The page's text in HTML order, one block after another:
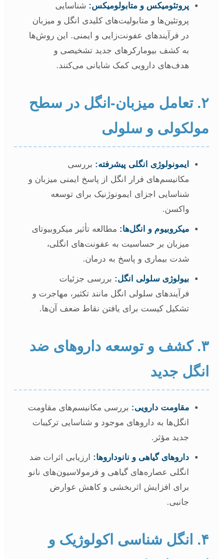
پروتئومیکس و متابولومیکس:شناسایی
پروتئین‌ها و متابولیت‌های کلیدی انگل و میزبان
در فرآیندهای عفونت‌زایی و ایمنی. این روش‌ها
به کشف بیومارکرهای جدید تشخیصی و
هدف‌های دارویی کمک شایانی می‌کنند.
۲. تعامل میزبان-انگل در سطح
و سلولی
ایمونولوژی انگلی پیشرفته:بررسی
مکانیسم‌های فرار انگل از پاسخ ایمنی میزبان و
شناسایی اجزای ایمونوژنیک برای توسعه
واکسن.
میکروبیوم و انگل‌ها:مطالعه تأثیر میکروبیوتای
میزبان بر حساسیت به عفونت‌های انگلی،
شدت بیماری و پاسخ به درمان.
بیولوژی سلولی انگل:
بررسی جزئیات
فرآیندهای سلولی انگل مانند تکثیر، مهاجرت و
تشکیل کیست برای یافتن نقاط ضعف آن‌ها.
۳. کشف و توسعه داروهای ضد
جدید
مقاومت دارویی:بررسی مکانیسم‌های مقاومت
انگل‌ها به داروهای موجود و شناسایی ترکیبات
جدید مؤثر.
داروهای گیاهی و نانوداروها: ارزیابی اثرات ضد
انگلی عصاره‌های گیاهی و فرمولاسیون‌های نانو
برای افزایش اثربخشی و کاهش عوارض
جانبی.
۴. انگل شناسی اکولوژیک و